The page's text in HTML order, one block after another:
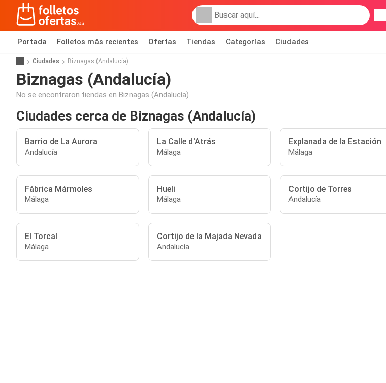
Portada Folletos más recientes Ofertas Tiendas Categorías Ciudades
Ciudades Biznagas (Andalucía)
Biznagas (Andalucía)
No se encontraron tiendas en Biznagas (Andalucía).
Ciudades cerca de Biznagas (Andalucía)
Barrio de La Aurora
Andalucía
La Calle d'Atrás
Málaga
Explanada de la Estación
Málaga
Fábrica Mármoles
Málaga
Hueli
Málaga
Cortijo de Torres
Andalucía
El Torcal
Málaga
Cortijo de la Majada Nevada
Andalucía